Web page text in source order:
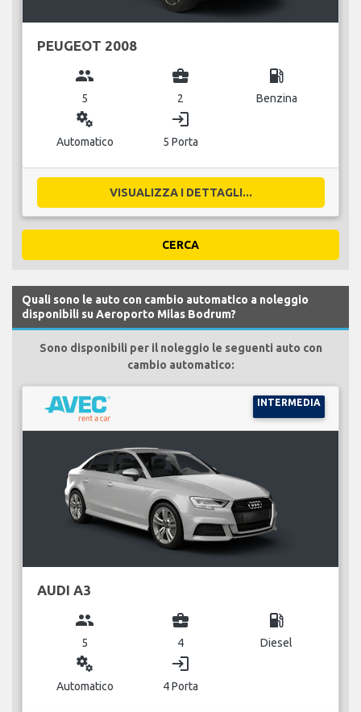
PEUGEOT 2008
group
5
business_center
2
local_gas_station
Benzina
miscellaneous_services
Automatico
login
5 Porta
VISUALIZZA I DETTAGLI...
CERCA
Quali sono le auto con cambio automatico a noleggio
disponibili su Aeroporto Milas Bodrum?
Sono disponibili per il noleggio le seguenti auto con
cambio automatico:
INTERMEDIA
AUDI A3
group
5
business_center
4
local_gas_station
Diesel
miscellaneous_services
Automatico
login
4 Porta